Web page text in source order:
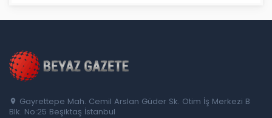
Gayrettepe Mah. Cemil Arslan Güder Sk. Otim İş Merkezi B
Blk. No:25 Beşiktaş İstanbul